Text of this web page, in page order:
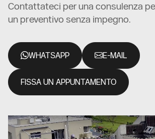
Contattateci per una consulenza
un preventivo senza impegno.
WHATSAPP E-MAIL
FISSA UN APPUNTAMENTO